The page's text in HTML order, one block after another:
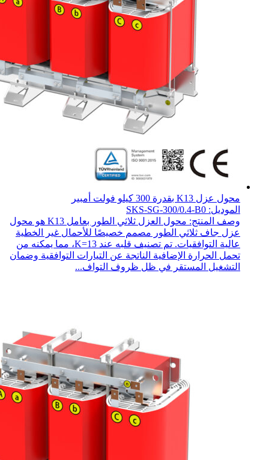
محول عزل K13 بقدرة 300 كيلو فولت أمبير
الموديل: SKS-SG-300/0.4-B0
وصف المنتج: محول العزل ثلاثي الطور بعامل K13 هو محول
عزل جاف ثلاثي الطور مصمم خصيصًا للأحمال غير الخطية
عالية التوافقيات. تم تصنيف قلبه عند K=13، مما يمكنه من
تحمل الحرارة الإضافية الناتجة عن التيارات التوافقية وضمان
التشغيل المستقر في ظل ظروف التواف...